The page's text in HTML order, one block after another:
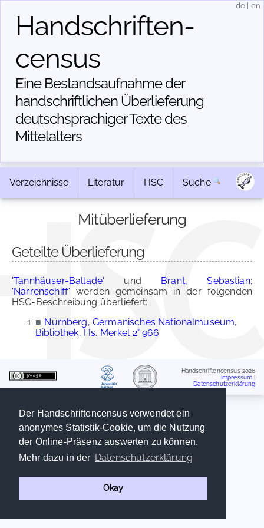
Der Handschriftencensus verwendet ein
anonymes Statistik-Cookie, um die Nutzung
der Online-Präsenz auswerten zu können.
Mehr dazu in der Datenschutzerklärung
Okay
Handschriften­
census
Eine Bestandsaufnahme der
handschriftlichen Über­lieferung
deutschsprachiger Texte des
Mittelalters
de en
Verzeichnisse Literatur HSC Suche
Mitüberlieferung
Geteilte Überlieferung
'Tannhäuser-Ballade' und Brant, Sebastian:
'Narrenschiff' werden gemeinsam in der folgenden
HSC-Beschreibung überliefert:
■ Nürnberg, Germanisches Nationalmuseum,
Bibliothek, Hs. Merkel 2° 966
Handschriftencensus 2026
Impressum
Datenschutzerklärung